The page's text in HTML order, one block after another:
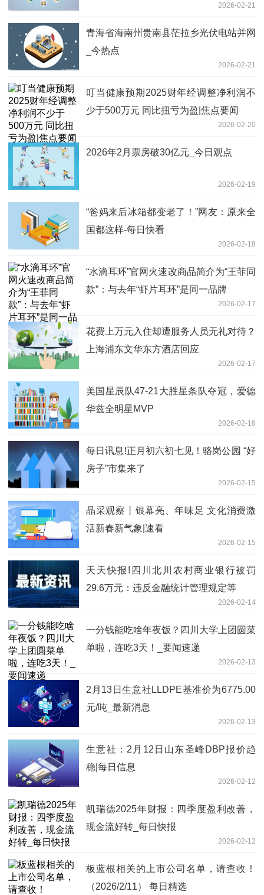
2026-02-21
青海省海南州贵南县茫拉乡光伏电站并网
_今热点
2026-02-21
叮当健康预期2025财年经调整净利润不
少于500万元 同比扭亏为盈|焦点要闻
2026-02-20
2026年2月票房破30亿元_今日观点
2026-02-19
“爸妈来后冰箱都变老了！”网友：原来全
国都这样-每日快看
2026-02-18
“水滴耳环”官网火速改商品简介为“王菲同
款”：与去年“虾片耳环”是同一品牌
2026-02-17
花费上万元入住却遭服务人员无礼对待？
上海浦东文华东方酒店回应
2026-02-17
美国星辰队47-21大胜星条队夺冠，爱德
华兹全明星MVP
2026-02-16
每日讯息!正月初六初七见！骆岗公园 “好
房子”市集来了
2026-02-15
晶采观察丨银幕亮、年味足 文化消费激
活新春新气象|速看
2026-02-15
天天快报!四川北川农村商业银行被罚
29.6万元：违反金融统计管理规定等
2026-02-14
一分钱能吃啥年夜饭？四川大学上团圆菜
单啦，连吃3天！_要闻速递
2026-02-13
2月13日生意社LLDPE基准价为6775.00
元/吨_最新消息
2026-02-13
生意社：2月12日山东圣峰DBP报价趋
稳|每日信息
2026-02-12
凯瑞德2025年财报：四季度盈利改善，
现金流好转_每日快报
2026-02-12
板蓝根相关的上市公司名单，请查收！
（2026/2/11） 每日精选